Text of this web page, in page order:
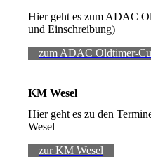
Hier geht es zum ADAC
und Einschreibung)
zum ADAC Oldtimer-
KM Wesel
Hier geht es zu den
Wesel
zur KM Wesel